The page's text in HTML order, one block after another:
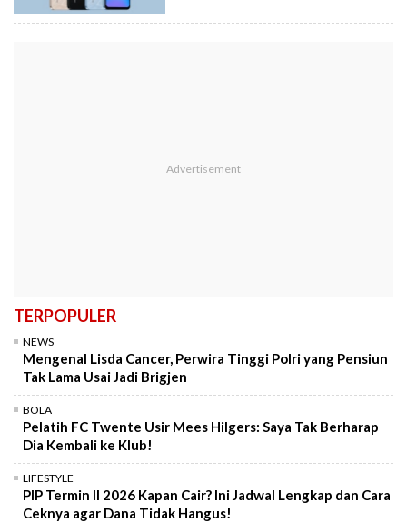
TERPOPULER
NEWS
Mengenal Lisda Cancer, Perwira Tinggi Polri yang Pensiun
Tak Lama Usai Jadi Brigjen
BOLA
Pelatih FC Twente Usir Mees Hilgers: Saya Tak Berharap
Dia Kembali ke Klub!
LIFESTYLE
PIP Termin II 2026 Kapan Cair? Ini Jadwal Lengkap dan Cara
Ceknya agar Dana Tidak Hangus!